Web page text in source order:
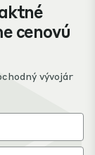
cenovú
vývojár